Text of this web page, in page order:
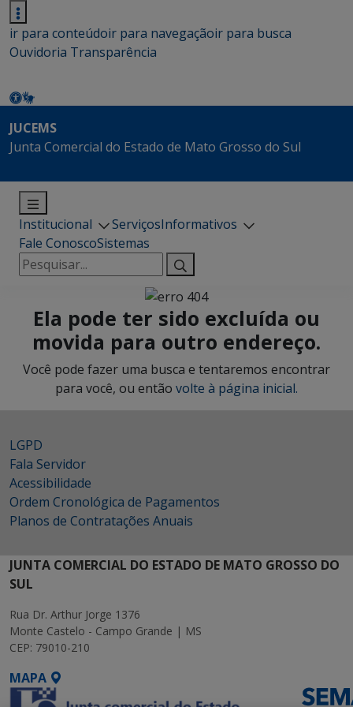
ir para conteúdoir para navegaçãoir para busca
Ouvidoria Transparência
JUCEMS
Junta Comercial do Estado de Mato Grosso do Sul
Institucional ServiçosInformativos
Fale ConoscoSistemas
Pesquisar
por:
Ela pode ter sido excluída ou
movida para outro endereço.
Você pode fazer uma busca e tentaremos encontrar
para você, ou então volte à página inicial.
LGPD
Fala Servidor
Acessibilidade
Ordem Cronológica de Pagamentos
Planos de Contratações Anuais
JUNTA COMERCIAL DO ESTADO DE MATO GROSSO DO
SUL
Rua Dr. Arthur Jorge 1376
Monte Castelo - Campo Grande | MS
CEP: 79010-210
MAPA